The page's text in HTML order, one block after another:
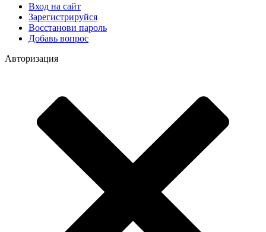
Вход на сайт
Зарегистрируйся
Восстанови пароль
Добавь вопрос
Авторизация